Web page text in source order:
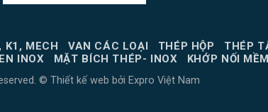
K1, MECH VAN CÁC LOẠI THÉP HỘP THÉP
INOX MẶT BÍCH THÉP- INOX KHỚP NỐI MỀM
© Thiết kế web bởi Expro Việt Nam